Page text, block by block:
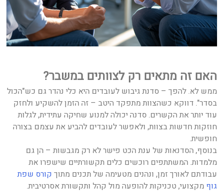
האם זה מתאים רק לצוותים במשבר?
ממש לא. להפך – סדנת גיבוש לעובדים היא כלי נהדר גם כש"הכול
בסדר". דווקא כשהצוות מתפקד היטב – זה הזמן להשקיע ולחזק
עוד יותר את הקשרים. סדנה יכולה למנוע שחיקה עתידית, לגלות
חוזקות חדשות בצוות, ולאפשר לעובדים להביע את עצמם בצורה
חופשית.
בנוסף, הסדנאות של ענת הכט פישר לא רק מגבשות – הן גם
מלמדות. המשתתפים רוכשים כלים תקשורתיים שישפרו את
עבודתם לאורך זמן, ונהנים מטעימה של תכנים מתוך קורס שפת
גוף מקצועי, טכניקות להופעה מול קהל ותקשורת אסרטיבית.